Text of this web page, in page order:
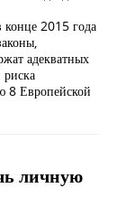
конце 2015 года
адекватных
8 Европейской
личную